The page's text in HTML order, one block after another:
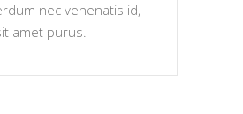
nec venenatis id,
amet purus.